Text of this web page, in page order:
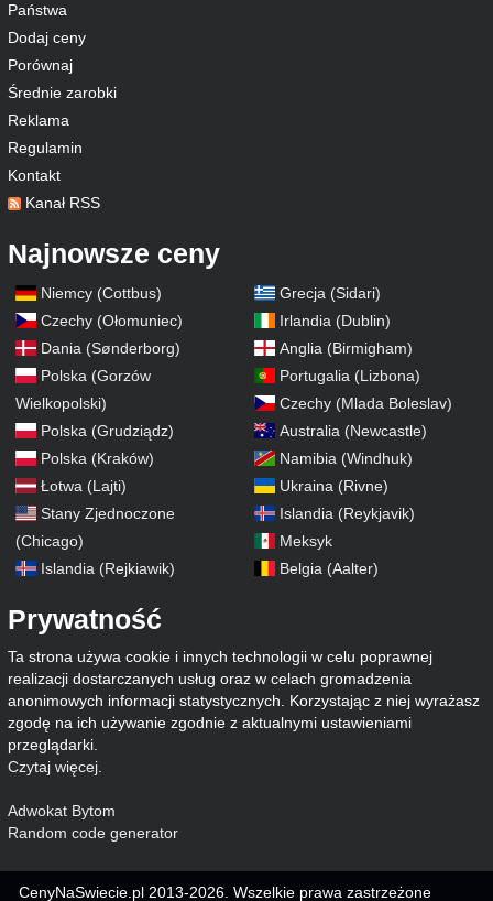
Państwa
Dodaj ceny
Porównaj
Średnie zarobki
Reklama
Regulamin
Kontakt
Kanał RSS
Najnowsze ceny
Niemcy (Cottbus)
Czechy (Ołomuniec)
Dania (Sønderborg)
Polska (Gorzów
Wielkopolski)
Polska (Grudziądz)
Polska (Kraków)
Łotwa (Lajti)
Stany Zjednoczone
(Chicago)
Islandia (Rejkiawik)
Grecja (Sidari)
Irlandia (Dublin)
Anglia (Birmigham)
Portugalia (Lizbona)
Czechy (Mlada Boleslav)
Australia (Newcastle)
Namibia (Windhuk)
Ukraina (Rivne)
Islandia (Reykjavik)
Meksyk
Belgia (Aalter)
Prywatność
Ta strona używa cookie i innych technologii w celu poprawnej
realizacji dostarczanych usług oraz w celach gromadzenia
anonimowych informacji statystycznych. Korzystając z niej wyrażasz
zgodę na ich używanie zgodnie z aktualnymi ustawieniami
przeglądarki.
Czytaj więcej
Adwokat Bytom
Random code generator
CenyNaSwiecie.pl 2013-2026. Wszelkie prawa zastrzeżone